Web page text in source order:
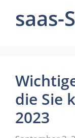
saas-
die Sie
2023